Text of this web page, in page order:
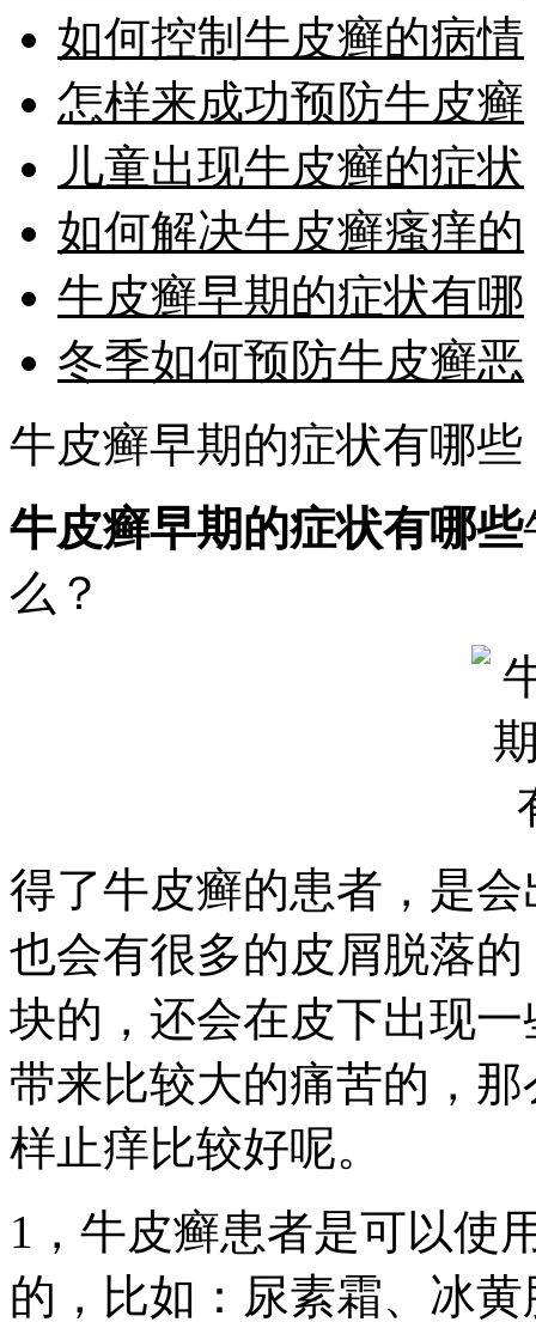
如何控制牛皮癣的病情
怎样来成功预防牛皮癣
儿童出现牛皮癣的症状
如何解决牛皮癣瘙痒的
牛皮癣早期的症状有哪
冬季如何预防牛皮癣恶
牛皮癣早期的症状有哪些
牛皮癣早期的症状有哪些
么？
得了牛皮癣的患者，是
也会有很多的皮屑脱落
块的，还会在皮下出现
带来比较大的痛苦的，
样止痒比较好呢。
1，牛皮癣患者是可以使
的，比如：尿素霜、冰